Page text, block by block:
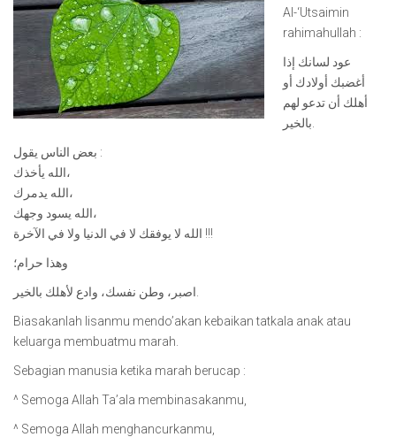
Al-‘Utsaimin
rahimahullah :
عود لسانك إذا
أغضبك أولادك أو
أهلك أن تدعو لهم
بعض الناس يقول :
الله يأخذك،
الله يدمرك،
الله يسود وجهك،
الله لا يوفقك لا في الدنيا ولا في الآخرة !!!
وهذا حرام؛
Biasakanlah lisanmu mendo’akan kebaikan tatkala anak atau
keluarga membuatmu marah.
Sebagian manusia ketika marah berucap :
^ Semoga Allah Ta’ala membinasakanmu,
^ Semoga Allah menghancurkanmu,